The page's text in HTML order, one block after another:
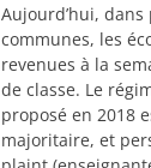
Aujourd’hui, dans
communes, les
revenues à la
de classe. Le
proposé en 2018
majoritaire, et